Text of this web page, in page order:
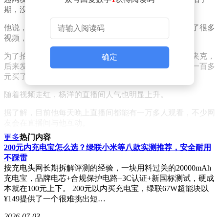
期，没想到一下子火了。
他说，自己起初对黄仁勋并不是特别了解，后来专门看了很多
视频，反而被黄仁勋圈粉。
为了拍摄相关视频，杨洋最开始买了一件几十块钱的皮夹克，
后来发现效果不错，但也有人说衣服质量不好，他又花一百多
元买了一件质量更好些的皮夹克继续拍摄。
随着视频走红，杨洋的直播间人气也明显上升。
据了解，目前他每天晚上直播间都能有一万多人观看，不少网
对于网传“模仿黄仁勋后月入10万”的说法，杨洋进行了否认。
他表示，自己才直播十天左右，一场直播收入几百块钱，“哪
来的十万”。
确定
更多热门内容
200元内充电宝怎么选？绿联小米等八款实测推荐，安全耐用
不踩雷
按充电头网长期拆解评测的经验，一块用料过关的20000mAh
充电宝，品牌电芯+合规保护电路+3C认证+新国标测试，硬成
本就在100元上下。 200元以内买充电宝，绿联67W超能块以
¥149提供了一个很难挑出短…